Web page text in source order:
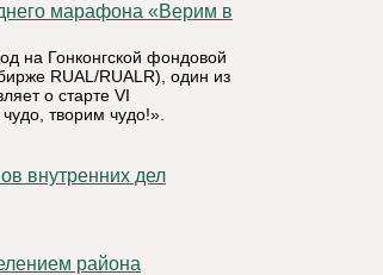
на Гонконгской фондовой
RUAL/RUALR), один из
о старте VI
творим чудо!».
района